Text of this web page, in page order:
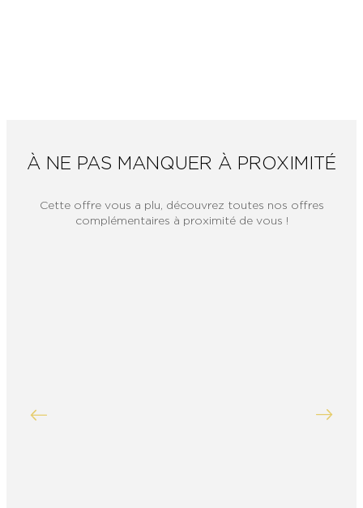
À NE PAS MANQUER À PROXIMITÉ
Cette offre vous a plu, découvrez toutes nos offres
complémentaires à proximité de vous !